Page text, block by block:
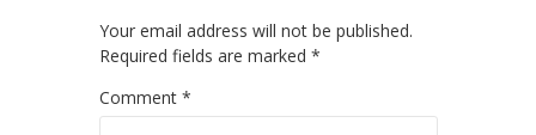
Your email address will not be published.
Required fields are marked *
Comment *